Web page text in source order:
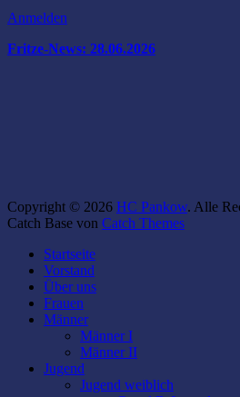
Anmelden
Fritze-News: 28.06.2026
Copyright © 2026 HC Pankow. Alle
Catch Base von Catch Themes
oben
scrollen
Startseite
Vorstand
Über uns
Frauen
Männer
Männer I
Männer II
Jugend
Jugend weiblich